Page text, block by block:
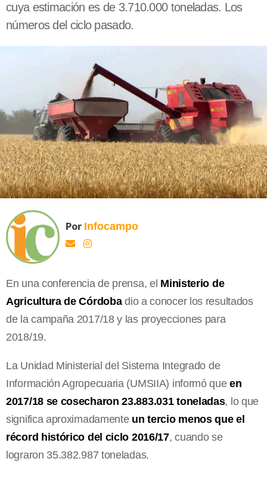
cuya estimación es de 3.710.000 toneladas. Los
números del ciclo pasado.
Por Infocampo
En una conferencia de prensa, el Ministerio de
Agricultura de Córdobadio a conocer los resultados
de la campaña 2017/18 y las proyecciones para
2018/19.
La Unidad Ministerial del Sistema Integrado de
Información Agropecuaria (UMSIIA) informó queen
2017/18 se cosecharon 23.883.031 toneladas, lo que
significa aproximadamente un tercio menos que el
récord histórico del ciclo 2016/17, cuando se
lograron 35.382.987 toneladas.